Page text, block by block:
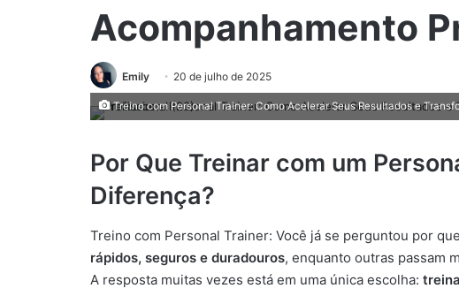
Acompanhamento
Emily 20 de julho de 2025
Treino com Personal Trainer: Como Acelerar Seus Resultados e
Por Que Treinar com um
Diferença?
Treino com Personal Trainer: Você já se perguntou por
rápidos, seguros e duradouros, enquanto outras passam
A resposta muitas vezes está em uma única escolha: